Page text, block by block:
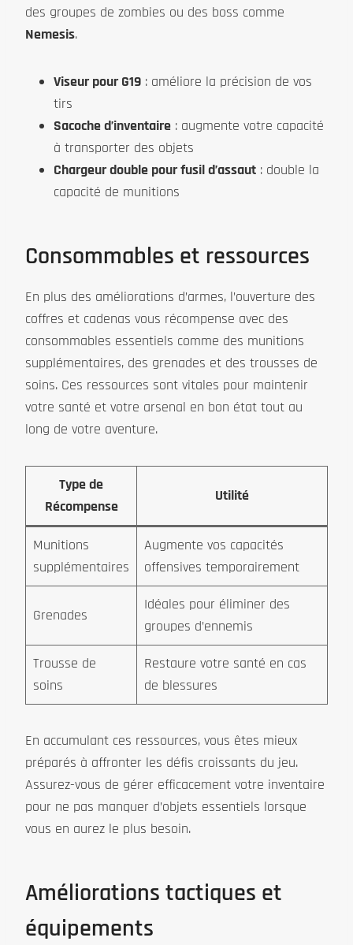
des groupes de zombies ou des boss comme
Nemesis.
Viseur pour G19 : améliore la précision de vos
tirs
Sacoche d’inventaire : augmente votre capacité
à transporter des objets
Chargeur double pour fusil d’assaut : double la
capacité de munitions
Consommables et ressources
En plus des améliorations d’armes, l’ouverture des
coffres et cadenas vous récompense avec des
consommables essentiels comme des munitions
supplémentaires, des grenades et des trousses de
soins. Ces ressources sont vitales pour maintenir
votre santé et votre arsenal en bon état tout au
long de votre aventure.
Type de
Récompense
Utilité
Munitions
supplémentaires
Augmente vos capacités
offensives temporairement
Grenades
Idéales pour éliminer des
groupes d’ennemis
Trousse de
soins
Restaure votre santé en cas
de blessures
En accumulant ces ressources, vous êtes mieux
préparés à affronter les défis croissants du jeu.
Assurez-vous de gérer efficacement votre inventaire
pour ne pas manquer d’objets essentiels lorsque
vous en aurez le plus besoin.
Améliorations tactiques et
équipements